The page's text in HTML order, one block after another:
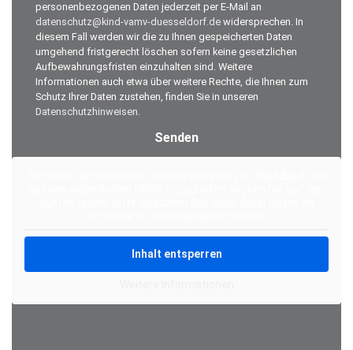
personenbezogenen Daten jederzeit per E-Mail an
datenschutz@kind-vamv-duesseldorf.de widersprechen. In
diesem Fall werden wir die zu Ihnen gespeicherten Daten
umgehend fristgerecht löschen sofern keine gesetzlichen
Aufbewahrungsfristen einzuhalten sind. Weitere
Informationen auch etwa über weitere Rechte, die Ihnen zum
Schutz Ihrer Daten zustehen, finden Sie in unseren
Datenschutzhinweisen.
Inhalt entsperren